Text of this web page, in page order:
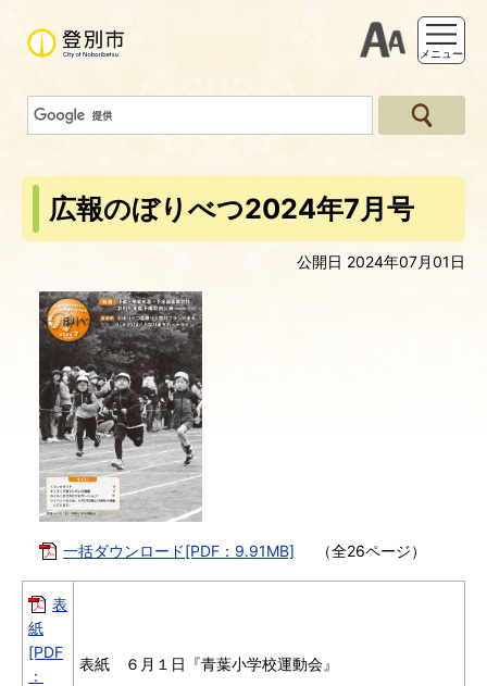
支援ツー
メニュー
広報のぼりべつ2024年7月号
公開日 2024年07月01日
一括ダウンロード[PDF：9.91MB] （全26ページ）
表
紙
[PDF
：
表紙 ６月１日『青葉小学校運動会』